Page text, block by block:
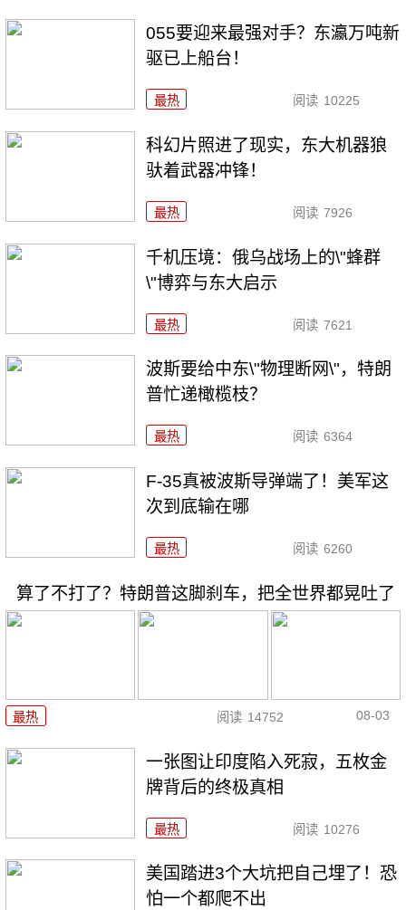
055要迎来最强对手？东瀛万吨新
驱已上船台！
最热 阅读 10225
科幻片照进了现实，东大机器狼
驮着武器冲锋！
最热 阅读 7926
千机压境：俄乌战场上的\"蜂群
\"博弈与东大启示
最热 阅读 7621
波斯要给中东\"物理断网\"，特朗
普忙递橄榄枝？
最热 阅读 6364
F-35真被波斯导弹端了！美军这
次到底输在哪
最热 阅读 6260
算了不打了？特朗普这脚刹车，把全世界都晃吐了
最热 阅读 14752 08-03
一张图让印度陷入死寂，五枚金
牌背后的终极真相
最热 阅读 10276
美国踏进3个大坑把自己埋了！恐
怕一个都爬不出